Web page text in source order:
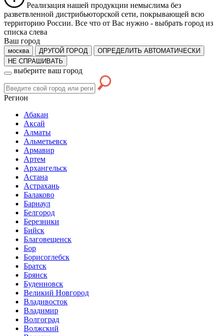
Реализация нашей продукции немыслима без
разветвленной дистрибьюторской сети, покрывающей всю
территорию России. Все что от Вас нужно - выбрать город из
списка слева
Ваш город
москва ДРУГОЙ ГОРОД
ОПРЕДЕЛИТЬ АВТОМАТИЧЕСКИ
НЕ СПРАШИВАТЬ
выберите ваш город
Регион
Абакан
Аксай
Алматы
Альметьевск
Армавир
Артем
Архангельск
Астана
Астрахань
Балаково
Барнаул
Белгород
Березники
Бийск
Благовещенск
Бор
Борисоглебск
Братск
Брянск
Буденновск
Великий Новгород
Владивосток
Владимир
Волгоград
Волжский